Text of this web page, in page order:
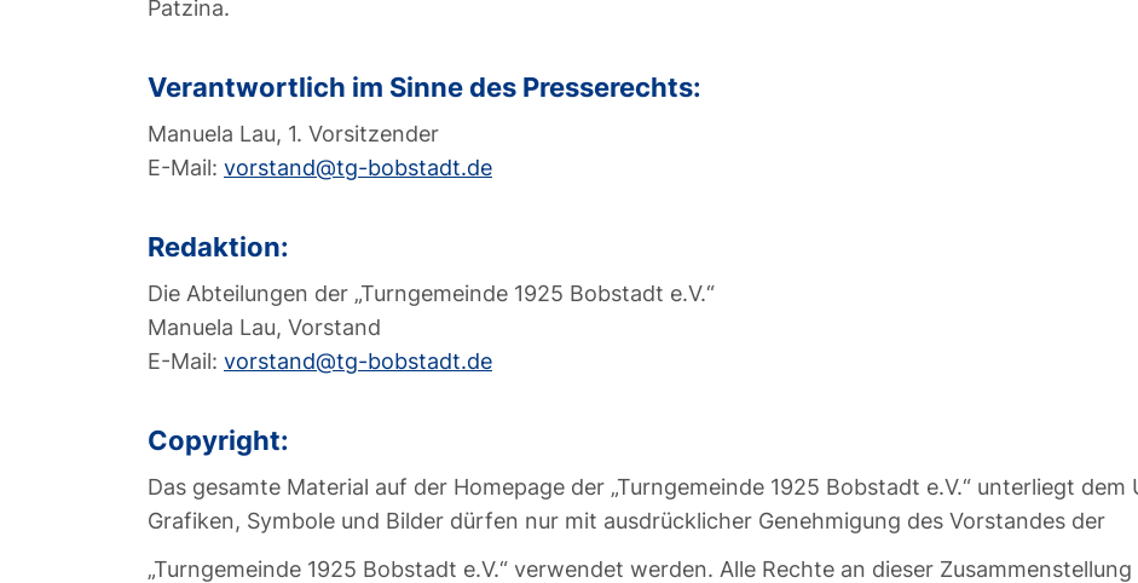
Patzina.
Verantwortlich im Sinne des Presserechts:
Manuela Lau, 1. Vorsitzender
E-Mail: vorstand@tg-bobstadt.de
Redaktion:
Die Abteilungen der „Turngemeinde 1925 Bobstadt e.V.“
Manuela Lau, Vorstand
E-Mail: vorstand@tg-bobstadt.de
Copyright:
Das gesamte Material auf der Homepage der „Turngemeinde 1925 Bobstadt e.V.“ unterliegt dem
Grafiken, Symbole und Bilder dürfen nur mit ausdrücklicher Genehmigung des Vorstandes der
„Turngemeinde 1925 Bobstadt e.V.“ verwendet werden. Alle Rechte an dieser Zusammenstellung